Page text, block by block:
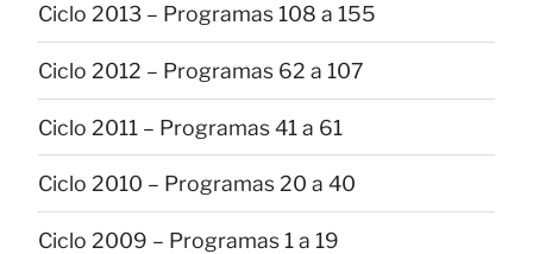
Ciclo 2013 – Programas 108 a 155
Ciclo 2012 – Programas 62 a 107
Ciclo 2011 – Programas 41 a 61
Ciclo 2010 – Programas 20 a 40
Ciclo 2009 – Programas 1 a 19